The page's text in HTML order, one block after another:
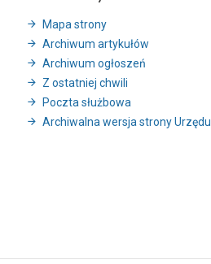
Mapa strony
Archiwum artykułów
Archiwum ogłoszeń
Z ostatniej chwili
Poczta służbowa
Archiwalna wersja strony